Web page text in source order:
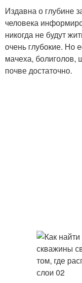
Издавна о глубине
человека
никогда не будут
очень глубокие. Но
мачеха, болиголов,
почве достаточно.